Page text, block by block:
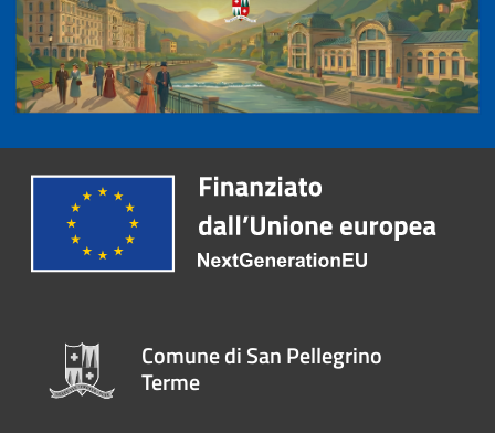
Comune di San Pellegrino
Terme